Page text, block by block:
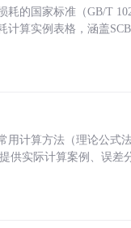
的国家标准（GB/T
算实例表格，涵盖
用计算方法（理论公式
供实际计算案例、误